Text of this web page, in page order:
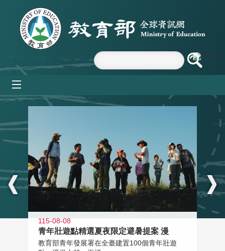
跳到主要內容區塊
:::
115-08-08
青年壯遊點精選夏夜限定避暑提案 漫
教育部青年發展署在全臺建置100個青年壯遊